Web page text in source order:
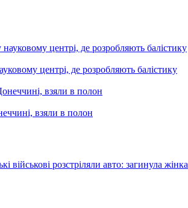
центрі, де розробляють балістику
взяли в полон
військові розстріляли авто: загинула жінка